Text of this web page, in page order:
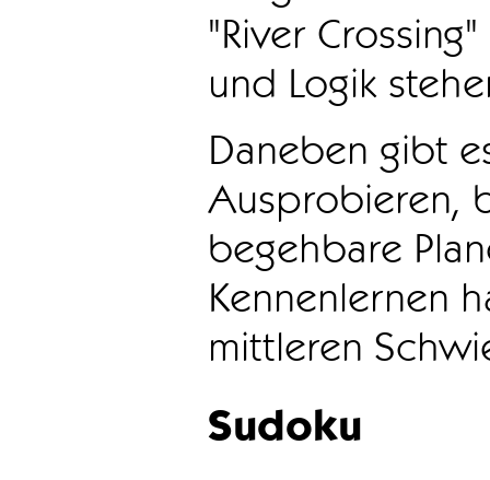
"River
und Logik
Daneben gibt
Ausprobieren,
begehbare
Kennenlernen
mittleren
Sudoku